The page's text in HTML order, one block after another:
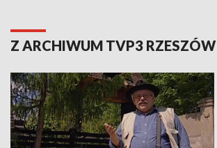
Z ARCHIWUM TVP3 RZESZÓW